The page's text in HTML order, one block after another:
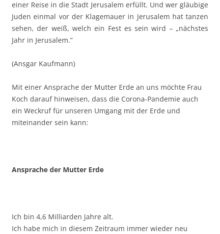
einer Reise in die Stadt Jerusalem erfüllt. Und wer gläubige
Juden einmal vor der Klagemauer in Jerusalem hat tanzen
sehen, der weiß, welch ein Fest es sein wird – „nächstes
Jahr in Jerusalem.“
(Ansgar Kaufmann)
Mit einer Ansprache der Mutter Erde an uns möchte Frau
Koch darauf hinweisen, dass die Corona-Pandemie auch
ein Weckruf für unseren Umgang mit der Erde und
miteinander sein kann:
Ansprache der Mutter Erde
Ich bin 4,6 Milliarden Jahre alt.
Ich habe mich in diesem Zeitraum immer wieder neu